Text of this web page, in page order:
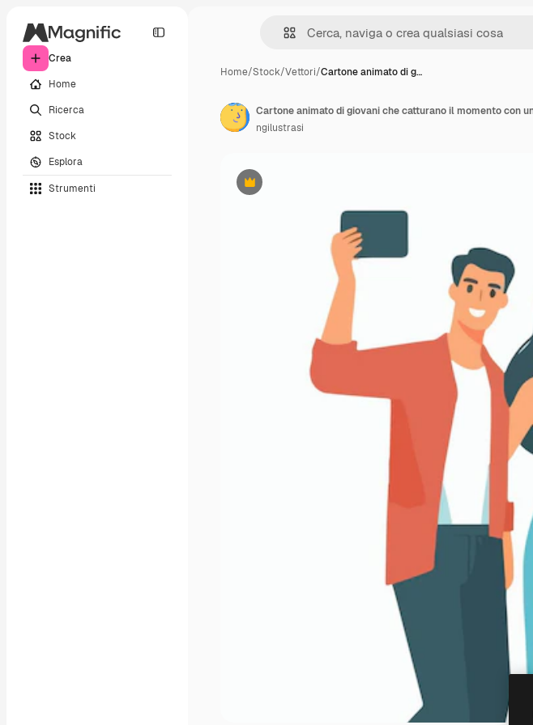
Crea
Home
Ricerca
Stock
Esplora
Strumenti
Home/Stock/Vettori/Cartone animato di g…
Premium
ngilustrasi